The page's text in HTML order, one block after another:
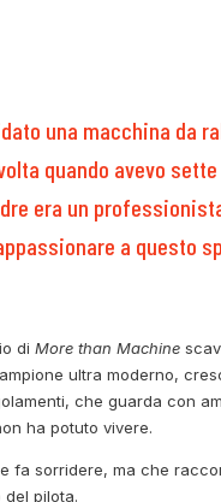
una macchina da
quando avevo
era un
a questo
diMore than Machine
ultra moderno,
che guarda con
ha potuto vivere.
fa sorridere, ma che
del pilota.